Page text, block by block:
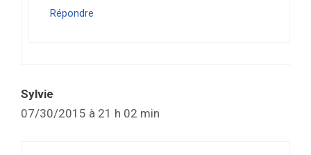
Répondre
Sylvie
07/30/2015 à 21 h 02 min